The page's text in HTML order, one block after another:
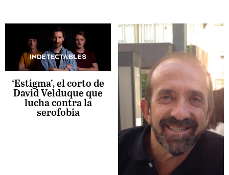
‘Estigma’, el corto de
David Velduque que
lucha contra la
serofobia